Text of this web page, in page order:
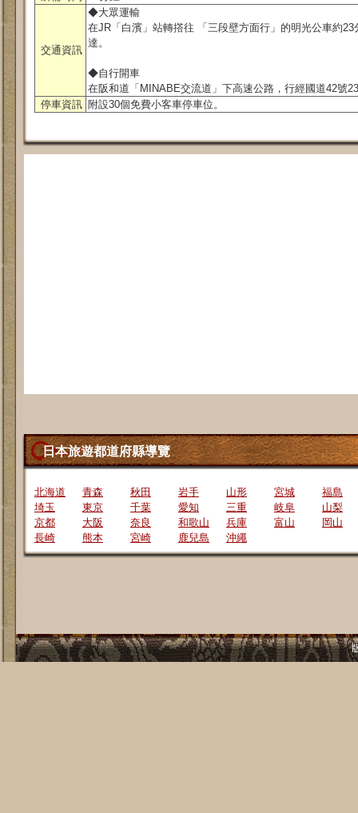
交通資訊
◆大眾運輸
在JR「白濱」站轉撘往 「三段壁方面行」的明光公車約
達。
◆自行開車
在阪和道「MINABE交流道」下高速公路，行經國道42號
停車資訊 附設30個免費小客車停車位。
日本旅遊都道府縣導覽
北海道 青森 秋田 岩手 山形 宮城
福島
埼玉
東京 千葉 愛知 三重 岐阜
山梨
京都
大阪 奈良 和歌山 兵庫 富山
岡山
長崎
熊本 宮崎 鹿兒島 沖繩